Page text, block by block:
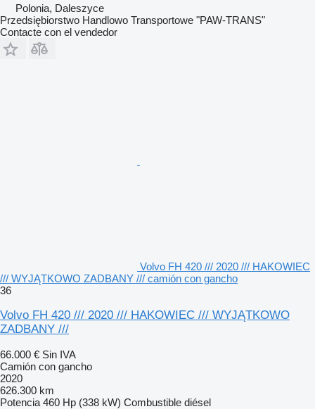
Polonia, Daleszyce
Przedsiębiorstwo Handlowo Transportowe "PAW-TRANS"
Contacte con el vendedor
Volvo FH 420 /// 2020 /// HAKOWIEC
/// WYJĄTKOWO ZADBANY /// camión con gancho
36
Volvo FH 420 /// 2020 /// HAKOWIEC /// WYJĄTKOWO
ZADBANY ///
66.000 € Sin IVA
Camión con gancho
2020
626.300 km
Potencia 460 Hp (338 kW) Combustible diésel